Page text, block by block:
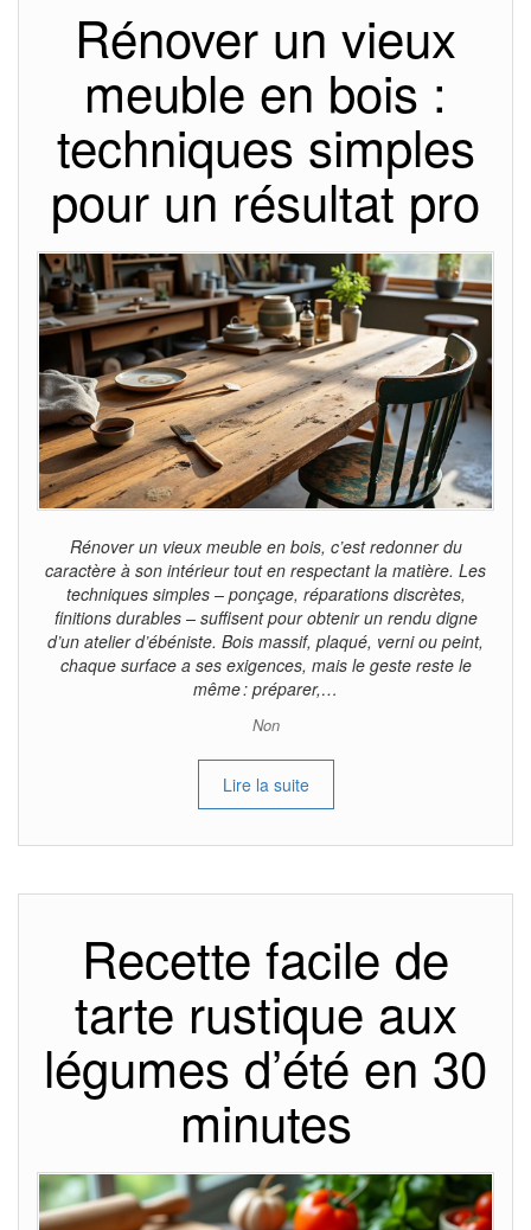
Rénover un vieux
meuble en bois :
techniques simples
pour un résultat pro
Rénover un vieux meuble en bois, c’est redonner du
caractère à son intérieur tout en respectant la matière. Les
techniques simples – ponçage, réparations discrètes,
finitions durables – suffisent pour obtenir un rendu digne
d’un atelier d’ébéniste. Bois massif, plaqué, verni ou peint,
chaque surface a ses exigences, mais le geste reste le
même : préparer,…
Non
Lire la suite
Recette facile de
tarte rustique aux
légumes d’été en 30
minutes